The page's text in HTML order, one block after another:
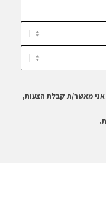
מאשר/ת קבלת הצעות,